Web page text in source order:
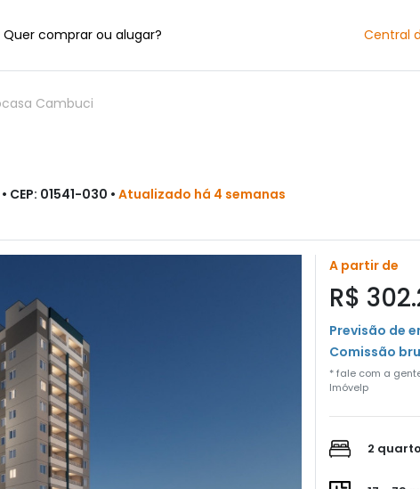
Quer comprar ou alugar? Central
Cambuci
01541-030 •Atualizado há 4 semanas
A partir de
R$
Previsão de
Comissão
* fale com a
Imóvelp
2